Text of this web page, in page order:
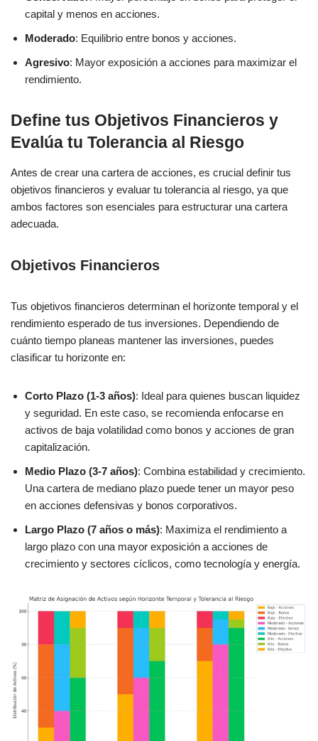
capital y menos en acciones.
Moderado: Equilibrio entre bonos y acciones.
Agresivo: Mayor exposición a acciones para maximizar el
rendimiento.
Define tus Objetivos Financieros y
Evalúa tu Tolerancia al Riesgo
Antes de crear una cartera de acciones, es crucial definir tus
objetivos financieros y evaluar tu tolerancia al riesgo, ya que
ambos factores son esenciales para estructurar una cartera
adecuada.
Objetivos Financieros
Tus objetivos financieros determinan el horizonte temporal y el
rendimiento esperado de tus inversiones. Dependiendo de
cuánto tiempo planeas mantener las inversiones, puedes
clasificar tu horizonte en:
Corto Plazo (1-3 años): Ideal para quienes buscan liquidez
y seguridad. En este caso, se recomienda enfocarse en
activos de baja volatilidad como bonos y acciones de gran
capitalización.
Medio Plazo (3-7 años): Combina estabilidad y crecimiento.
Una cartera de mediano plazo puede tener un mayor peso
en acciones defensivas y bonos corporativos.
Largo Plazo (7 años o más): Maximiza el rendimiento a
largo plazo con una mayor exposición a acciones de
crecimiento y sectores cíclicos, como tecnología y energía.